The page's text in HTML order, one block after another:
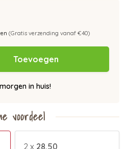
(Gratis verzending vanaf €40)
Toevoegen
in huis!
voordeel
2 x 28,50